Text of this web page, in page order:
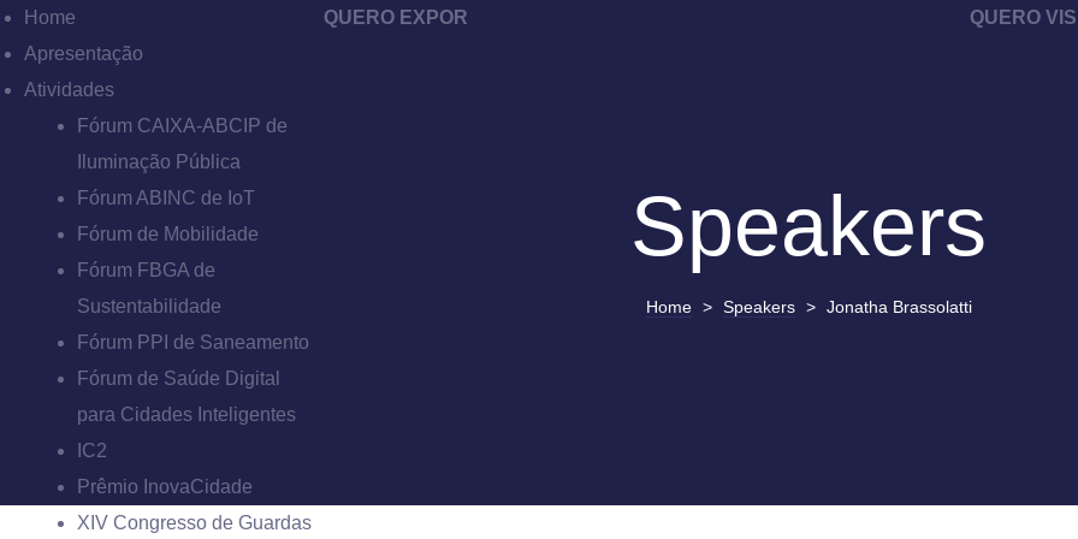
Home
Apresentação
Atividades
Fórum CAIXA-ABCIP de
Iluminação Pública
Fórum ABINC de IoT
Fórum de Mobilidade
Fórum FBGA de
Sustentabilidade
Fórum PPI de Saneamento
Fórum de Saúde Digital
para Cidades Inteligentes
IC2
Prêmio InovaCidade
XIV Congresso de Guardas
QUERO EXPOR QUERO
Speakers
Home > Speakers > Jonatha Brassolatti